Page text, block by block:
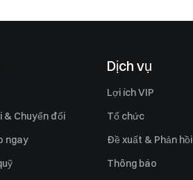
& Chuyển đổi
ngay
Dịch vụ
Lợi ích VIP
Tổ chức
Đề xuất & Phản hồi
Thông báo